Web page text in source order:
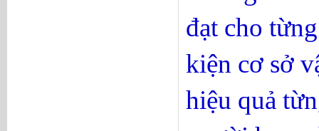
đạt cho
kiện cơ sở
hiệu quả